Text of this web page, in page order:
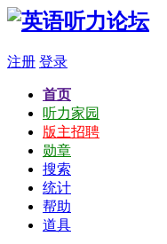
注册 登录
首页
听力家园
版主招聘
勋章
搜索
统计
帮助
道具